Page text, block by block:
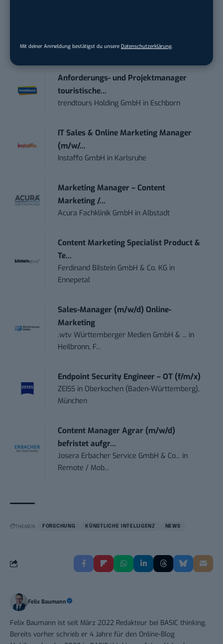
Mit deiner Anmeldung bestätigst du unsere Datenschutzerklärung.
moveUP Media GmbHinDüsseldorf
Anforderungs- und Projektmanager
touristische...
trendtours Holding GmbH in Eschborn
IT Sales & Online Marketing Manager
(m/w/...
Instaffo GmbH in Karlsruhe
Marketing Manager – Content
Marketing /...
Acura Fachklinik GmbH inAlbstadt
Content Marketing Specialist Product &
Te...
Ferdinand Bilstein GmbH & Co. KG in
Ennepetal
Sales-Manager (m/w/d) Online-
Marketing
.wtv Württemberger Medien GmbH & ... in
Heilbronn, F...
Endpoint Security Engineer – OT (f/m/x)
ZEISS in Oberkochen (Baden-Württemberg),
München
Content Manager Agrar (m/w/d)
befristet aufgr...
Josera Erbacher Service GmbH & Co... in
Remote / Mob...
THEMEN: FORSCHUNG KÜNSTLICHE INTELLIGENZ NEWS
Felix Baumann
Felix Baumann ist seit März 2022 Redakteur bei BASIC thinking.
Bereits vorher schrieb er 4 Jahre für den Online-Blog